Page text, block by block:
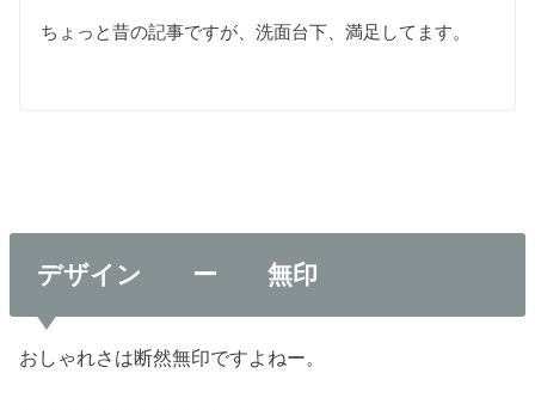
ちょっと昔の記事ですが、洗面台下、満足してます。
デザイン ー 無印
おしゃれさは断然無印ですよねー。